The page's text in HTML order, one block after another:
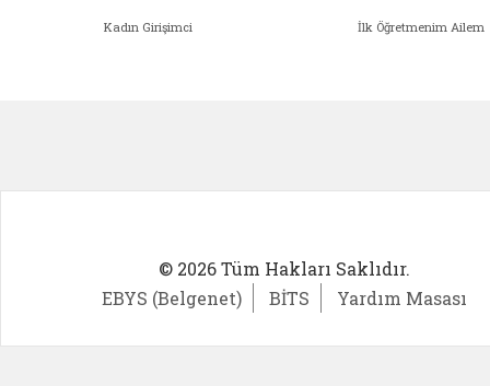
Kadın Girişimci İlk Öğretmenim Ailem
© 2026 Tüm Hakları Saklıdır.
EBYS (Belgenet)
BİTS Yardım Masası